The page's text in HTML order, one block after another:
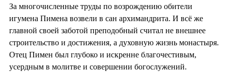
За многочисленные труды по возрождению обители
игумена Пимена возвели в сан архимандрита. И всё же
главной своей заботой преподобный считал не внешнее
строительство и достижения, а духовную жизнь монастыря.
Отец Пимен был глубоко и искренне благочестивым,
усердным в молитве и совершении богослужений.